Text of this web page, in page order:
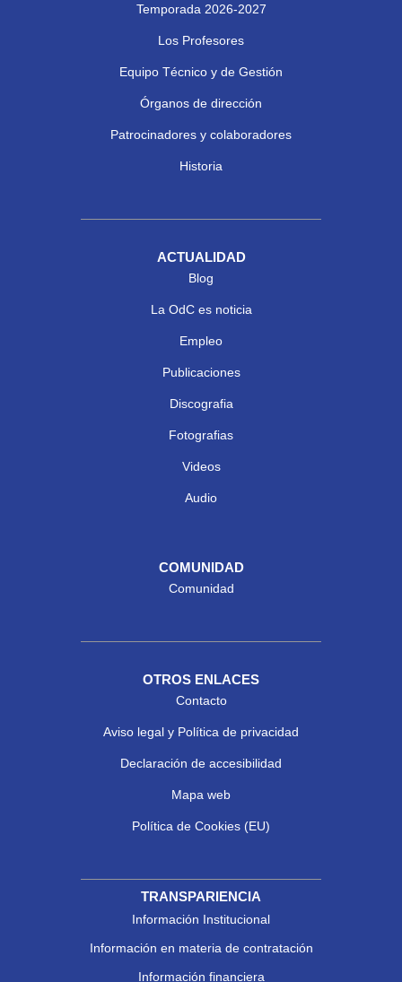
Temporada 2026-2027
Los Profesores
Equipo Técnico y de Gestión
Órganos de dirección
Patrocinadores y colaboradores
Historia
ACTUALIDAD
Blog
La OdC es noticia
Empleo
Publicaciones
Discografia
Fotografias
Videos
Audio
COMUNIDAD
Comunidad
OTROS ENLACES
Contacto
Aviso legal y Política de privacidad
Declaración de accesibilidad
Mapa web
Política de Cookies (EU)
TRANSPARIENCIA
Información Institucional
Información en materia de contratación
Información financiera